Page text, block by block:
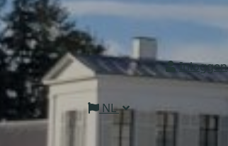
Inloggen
NL